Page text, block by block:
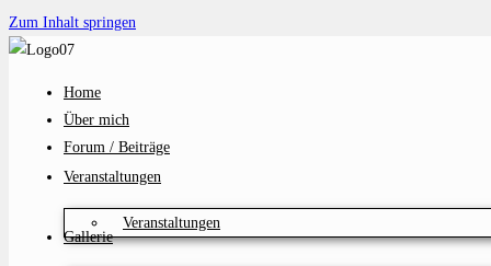
Zum Inhalt springen
Home
Über mich
Forum / Beiträge
Veranstaltungen
Veranstaltungen
Gallerie